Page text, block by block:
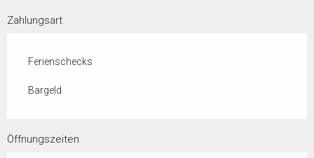
Zahlungsart
Ferienschecks
Bargeld
Öffnungszeiten